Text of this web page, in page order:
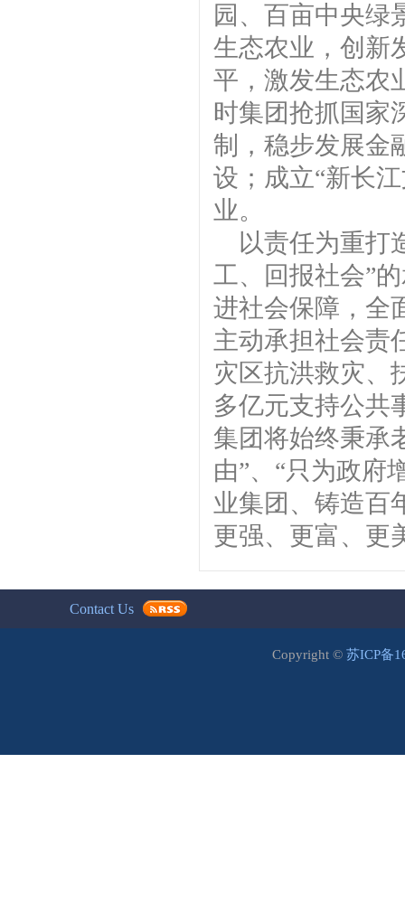
园、百亩中央绿
生态农业，创新
平，激发生态农
时集团抢抓国家
制，稳步发展金
设；成立“新长
业。
以责任为重打
工、回报社会”
进社会保障，全
主动承担社会责
灾区抗洪救灾、
多亿元支持公共
集团将始终秉承
由”、“只为政府
业集团、铸造百
更强、更富、更
Contact Us
Copyright © 苏ICP备